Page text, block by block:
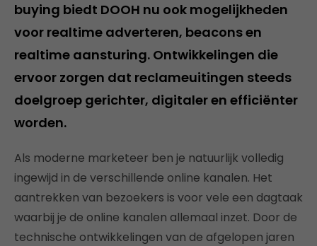
buying biedt DOOH nu ook mogelijkheden
voor realtime adverteren, beacons en
realtime aansturing. Ontwikkelingen die
ervoor zorgen dat reclameuitingen steeds
doelgroep gerichter, digitaler en efficiënter
worden.
Als moderne marketeer ben je natuurlijk volledig
ingewijd in de verschillende online kanalen. Het
aantrekken van bezoekers is voor vele een dagtaak
waarbij je de online kanalen allemaal inzet. Door de
technische ontwikkelingen van de afgelopen jaren